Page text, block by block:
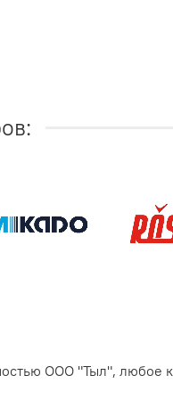
ООО "Тыл", любое